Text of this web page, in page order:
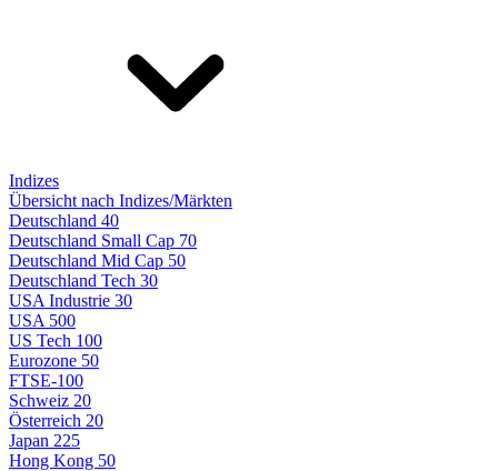
Indizes
Übersicht nach Indizes/Märkten
Deutschland 40
Deutschland Small Cap 70
Deutschland Mid Cap 50
Deutschland Tech 30
USA Industrie 30
USA 500
US Tech 100
Eurozone 50
FTSE-100
Schweiz 20
Österreich 20
Japan 225
Hong Kong 50